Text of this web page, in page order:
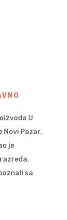
U
Novi Pazar,
je
sa